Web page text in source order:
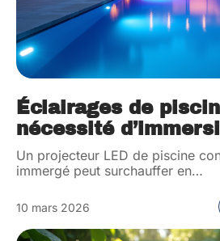
Éclairages de
nécessité
Un projecteur LED de piscine
immergé peut surchauffer en…
10 mars 2026